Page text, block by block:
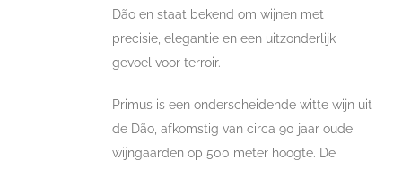
Dão en staat bekend om wijnen met
precisie, elegantie en een uitzonderlijk
gevoel voor terroir.
Primus is een onderscheidende witte wijn uit
de Dão, afkomstig van circa 90 jaar oude
wijngaarden op 500 meter hoogte. De